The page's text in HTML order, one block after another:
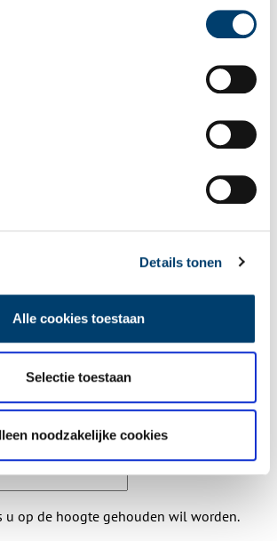
Details tonen
Alle cookies toestaan
Selectie toestaan
noodzakelijke cookies
Schrijf u dan nu in voor onze
u akkoord met ons
aan of geef een reactie.
u op de hoogte gehouden wil worden.